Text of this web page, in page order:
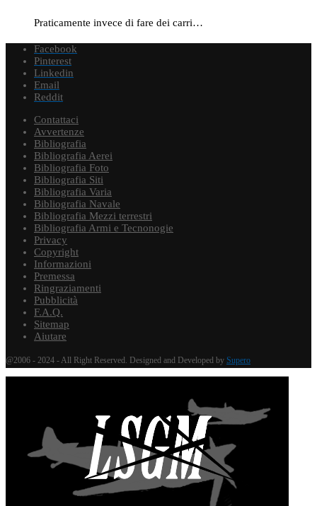
Praticamente invece di fare dei carri…
Facebook
Pinterest
Linkedin
Email
Reddit
Contattaci
Avvertenze
Bibliografia
Bibliografia Aerei
Bibliografia Foto
Bibliografia Siti
Bibliografia Varia
Bibliografia Navale
Bibliografia Mezzi terrestri
Bibliografia Armi e Tecnonogie
Privacy
Copyright
Informazioni
Premessa
Ringraziamenti
Pubblicità
F.A.Q.
Sitemap
Aiutare
@2006 - 2024 - All Right Reserved. Designed and Developed by Supero